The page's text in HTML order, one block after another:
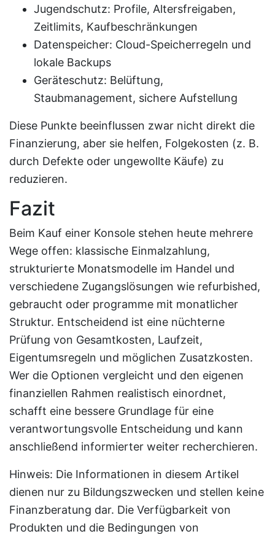
Jugendschutz: Profile, Altersfreigaben,
Zeitlimits, Kaufbeschränkungen
Datenspeicher: Cloud-Speicherregeln und
lokale Backups
Geräteschutz: Belüftung,
Staubmanagement, sichere Aufstellung
Diese Punkte beeinflussen zwar nicht direkt die
Finanzierung, aber sie helfen, Folgekosten (z. B.
durch Defekte oder ungewollte Käufe) zu
reduzieren.
Fazit
Beim Kauf einer Konsole stehen heute mehrere
Wege offen: klassische Einmalzahlung,
strukturierte Monatsmodelle im Handel und
verschiedene Zugangslösungen wie refurbished,
gebraucht oder programme mit monatlicher
Struktur. Entscheidend ist eine nüchterne
Prüfung von Gesamtkosten, Laufzeit,
Eigentumsregeln und möglichen Zusatzkosten.
Wer die Optionen vergleicht und den eigenen
finanziellen Rahmen realistisch einordnet,
schafft eine bessere Grundlage für eine
verantwortungsvolle Entscheidung und kann
anschließend informierter weiter recherchieren.
Hinweis: Die Informationen in diesem Artikel
dienen nur zu Bildungszwecken und stellen keine
Finanzberatung dar. Die Verfügbarkeit von
Produkten und die Bedingungen von